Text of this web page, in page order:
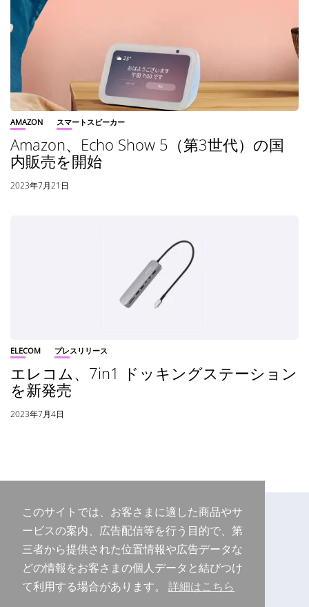
AMAZON スマートスピーカー
Amazon、Echo Show 5（第3世代）の国
内販売を開始
2023年7月21日
ELECOM プレスリリース
エレコム、7in1 ドッキングステーション
を新発売
2023年7月4日
このサイトでは、お客さまに適した商品やサ
ービスの案内、広告配信等を行う目的で、第
三者から提供された位置情報や広告データな
どの情報をお客さまの個人データと結びつけ
て利用する場合があります。 詳細はこちら